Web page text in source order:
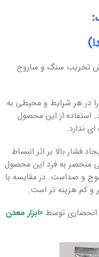
تخریب سنگ و ساروج
در هر شرایط و محیطی به
از این محصول
ندارد.
بالا بر اثر انبساط
منحصر به فرد این محصول
و صداست. در مقایسه با
و کم هزینه تر است.
انحصاری توسط «ابزار معدن